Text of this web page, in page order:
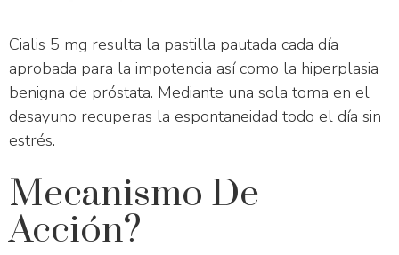
Cialis 5 mg resulta la pastilla pautada cada día
aprobada para la impotencia así como la hiperplasia
benigna de próstata. Mediante una sola toma en el
desayuno recuperas la espontaneidad todo el día sin
estrés.
Mecanismo De
Acción?